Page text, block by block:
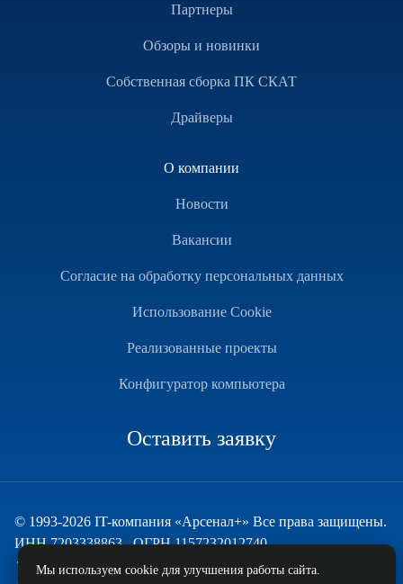
Партнеры
Обзоры и новинки
Собственная сборка ПК СКАТ
Драйверы
О компании
Новости
Вакансии
Согласие на обработку персональных данных
Использование Cookie
Реализованные проекты
Конфигуратор компьютера
Оставить заявку
© 1993-2026 IT-компания «Арсенал+» Все права защищены.
ИНН 7203338863 , ОГРН 1157232012740
Техническая поддержка
Мы используем cookie для улучшения работы сайта.